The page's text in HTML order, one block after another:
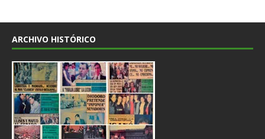
ARCHIVO HISTÓRICO